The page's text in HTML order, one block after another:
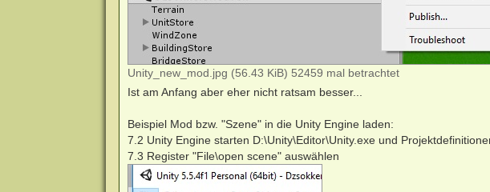
Unity_new_mod.jpg (56.43 KiB) 52459 mal betrachtet
Ist am Anfang aber eher nicht ratsam besser...
Beispiel Mod bzw. "Szene" in die Unity Engine laden:
7.2 Unity Engine starten D:\Unity\Editor\Unity.exe und
7.3 Register "File\open scene" auswählen